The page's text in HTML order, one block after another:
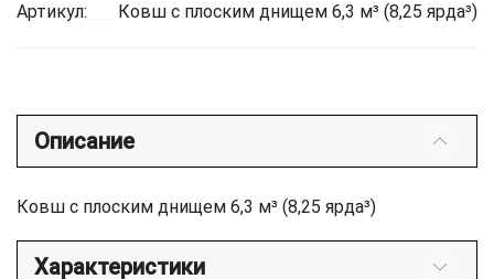
Артикул: Ковш с плоским днищем 6,3 м³ (8,25 ярда³)
Описание
Ковш с плоским днищем 6,3 м³ (8,25 ярда³)
Характеристики